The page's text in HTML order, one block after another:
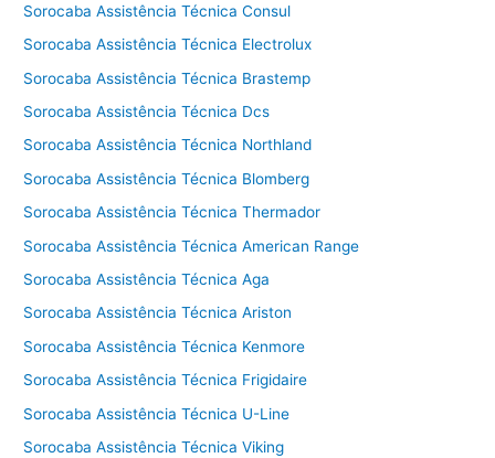
Sorocaba Assistência Técnica Consul
Sorocaba Assistência Técnica Electrolux
Sorocaba Assistência Técnica Brastemp
Sorocaba Assistência Técnica Dcs
Sorocaba Assistência Técnica Northland
Sorocaba Assistência Técnica Blomberg
Sorocaba Assistência Técnica Thermador
Sorocaba Assistência Técnica American Range
Sorocaba Assistência Técnica Aga
Sorocaba Assistência Técnica Ariston
Sorocaba Assistência Técnica Kenmore
Sorocaba Assistência Técnica Frigidaire
Sorocaba Assistência Técnica U-Line
Sorocaba Assistência Técnica Viking